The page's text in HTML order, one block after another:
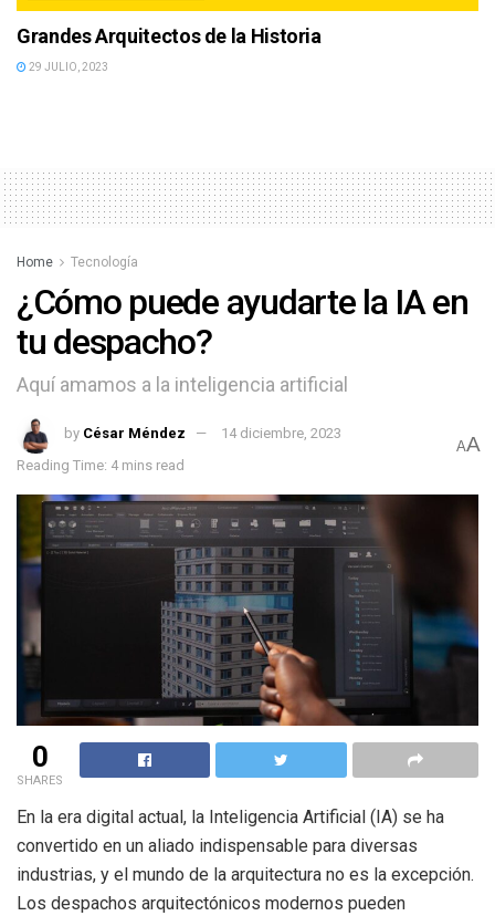
Grandes Arquitectos de la Historia
29 JULIO, 2023
Home Tecnología
¿Cómo puede ayudarte la IA en
tu despacho?
Aquí amamos a la inteligencia artificial
by César Méndez
14 diciembre, 2023
Reading Time: 4 mins read
AA
0
SHARES
En la era digital actual, la Inteligencia Artificial (IA) se ha
convertido en un aliado indispensable para diversas
industrias, y el mundo de la arquitectura no es la excepción.
Los despachos arquitectónicos modernos pueden